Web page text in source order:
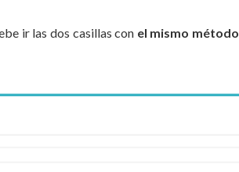
ir las dos casillas con el mismo método,